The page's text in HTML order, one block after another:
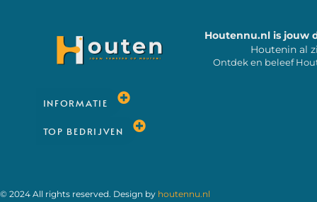
Houtennu.nl is jouw
Houtenin al
Ontdek en beleef
INFORMATIE
TOP BEDRIJVEN
© 2024 All rights reserved. Design by houtennu.nl